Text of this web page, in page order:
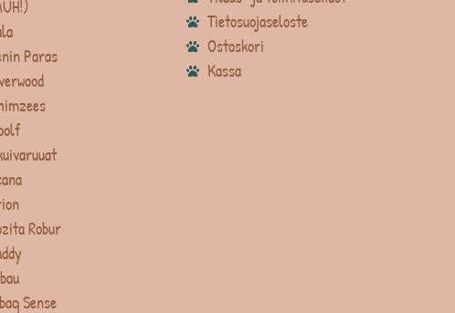
Paras
Robur
Sense
Tietosuojaseloste
Ostoskori
Kassa